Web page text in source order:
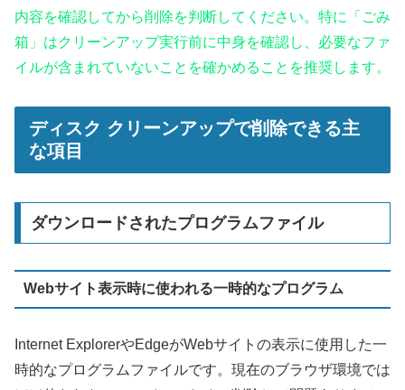
内容を確認してから削除を判断してください。特に「ごみ
箱」はクリーンアップ実行前に中身を確認し、必要なファ
イルが含まれていないことを確かめることを推奨します。
ディスク クリーンアップで削除できる主
な項目
ダウンロードされたプログラムファイル
Webサイト表示時に使われる一時的なプログラム
Internet ExplorerやEdgeがWebサイトの表示に使用した一
時的なプログラムファイルです。現在のブラウザ環境では